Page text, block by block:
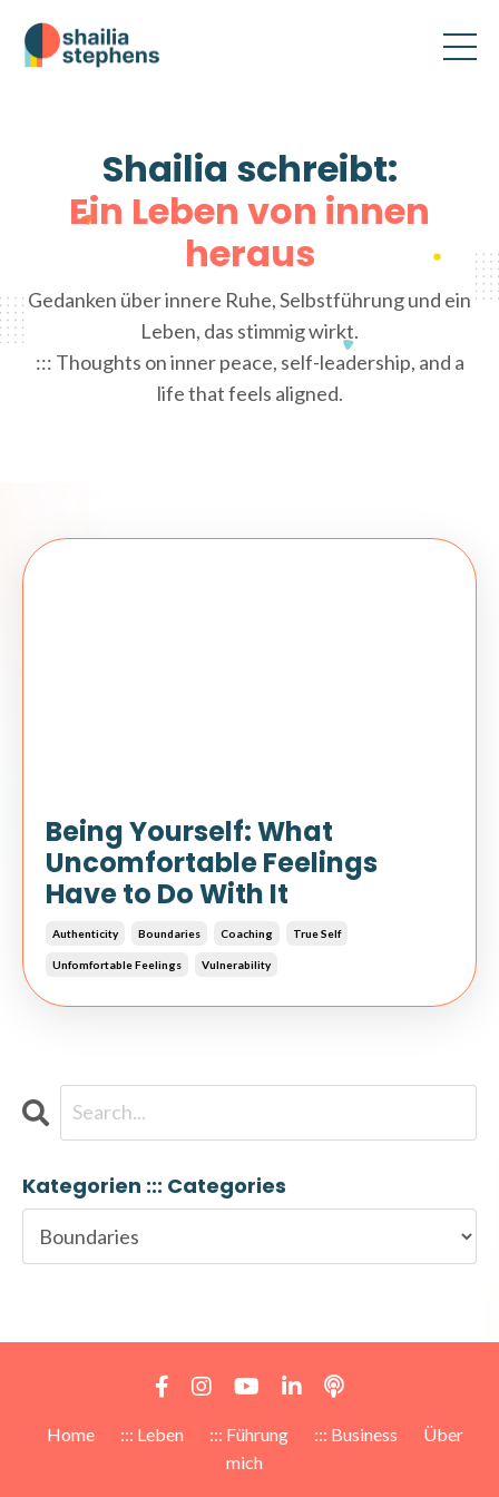
Shailia schreibt:
Ein Leben von innen
heraus
Gedanken über innere Ruhe, Selbstführung und ein
Leben, das stimmig wirkt.
::: Thoughts on inner peace, self-leadership, and a
life that feels aligned.
Being Yourself: What
Uncomfortable Feelings
Have to Do With It
Authenticity Boundaries Coaching True Self
Unfomfortable Feelings Vulnerability
Kategorien ::: Categories
Home ::: Leben ::: Führung ::: Business
Über
mich